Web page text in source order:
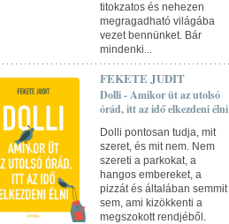
titokzatos és nehezen
megragadható világába
vezet bennünket. Bár
mindenki...
FEKETE JUDIT
Dolli - Amikor üt az utolsó
órád, itt az idő elkezdeni élni
Dolli pontosan tudja, mit
szeret, és mit nem. Nem
szereti a parkokat, a
hangos embereket, a
pizzát és általában semmit
sem, ami kizökkenti a
megszokott rendjéből.